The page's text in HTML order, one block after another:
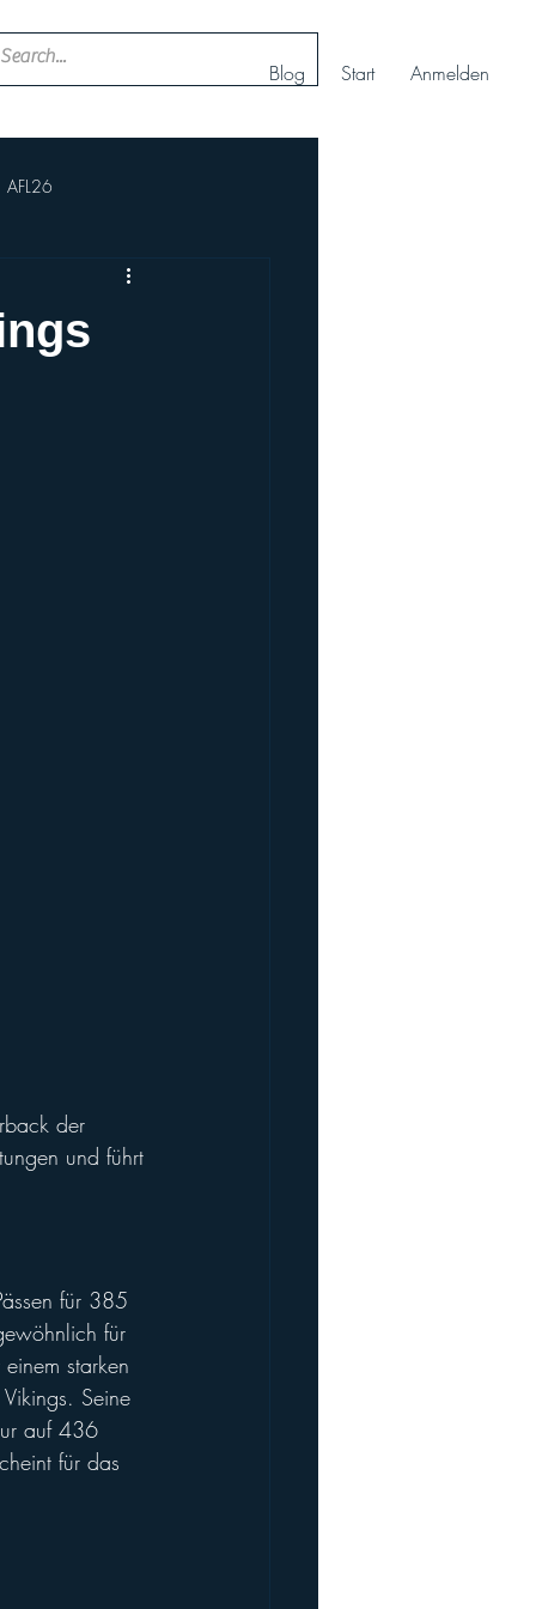
Blog Start Anmelden
AFL26
Nachwuchs Cheerteam
der
und führt
für 385
für
starken
Seine
auf 436
für das